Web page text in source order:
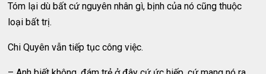
Tóm lại dù bất cứ nguyên nhân gì, bịnh của nó cũng thuộc
loại bất trị.
Chi Quyên vẫn tiếp tục công việc.